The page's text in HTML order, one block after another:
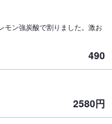
ン強炭酸で割りました。激お
490
2580円